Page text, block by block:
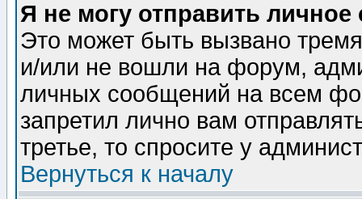
Я не могу отправить
Это может быть вызвано
и/или не вошли на форум,
личных сообщений на всем
запретил лично вам
третье, то спросите у
Вернуться к началу